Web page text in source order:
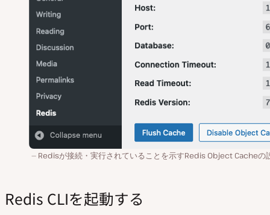
Redisが接続・実行されていることを示すRedis Object Cacheの
Redis CLIを起動する